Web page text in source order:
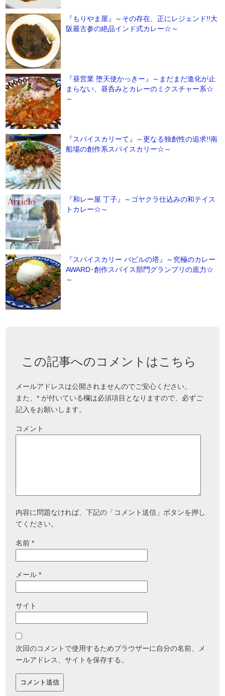
『もりやま屋』～その存在、正にレジェンド!!大
阪最古参の絶品インド式カレー☆～
『昼営業 堕天使かっきー』～まだまだ進化が止
まらない、昼呑みとカレーのミクスチャー系☆
～
『スパイスカリーて』～更なる独創性の追求!!南
船場の創作系スパイスカリー☆～
『和レー屋 丁子』～ゴヤクラ仕込みの和テイス
トカレー☆～
『スパイスカリー バビルの塔』～究極のカレー
AWARD･創作スパイス部門グランプリの底力☆
～
この記事へのコメントはこちら
メールアドレスは公開されませんのでご安心ください。
また、* が付いている欄は必須項目となりますので、必ずご
記入をお願いします。
コメント
内容に問題なければ、下記の「コメント送信」ボタンを押し
てください。
名前*
メール*
サイト
次回のコメントで使用するためブラウザーに自分の名前、メ
ールアドレス、サイトを保存する。